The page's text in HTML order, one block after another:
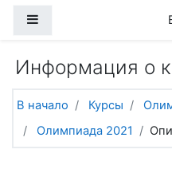
Информация о
В начало Курсы
Олимпиада 2021